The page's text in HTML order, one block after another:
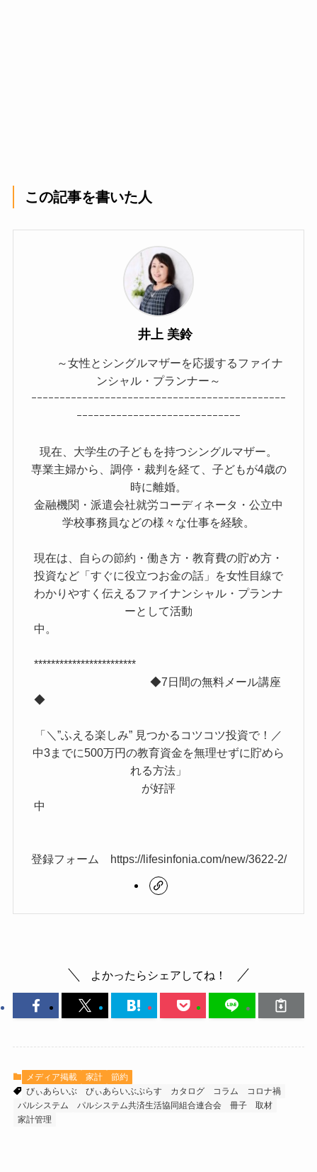
メディア掲載 家計
節約
びぃあらいぶ
びぃあらいぶぷらす カタログ コラム
コロナ禍
パルシステム
パルシステム共済生活協同組合連合会 冊子
取材
家計管理
よかったらシェアしてね！
この記事を書いた人
井上 美鈴
～女性とシングルマザーを応援するファイナ
ンシャル・プランナー～
ｰｰｰｰｰｰｰｰｰｰｰｰｰｰｰｰｰｰｰｰｰｰｰｰｰｰｰｰｰｰｰｰｰｰｰｰｰｰｰｰｰｰｰｰｰ
ｰｰｰｰｰｰｰｰｰｰｰｰｰｰｰｰｰｰｰｰｰｰｰｰｰｰｰｰｰ
現在、大学生の子どもを持つシングルマザー。
専業主婦から、調停・裁判を経て、子どもが4歳の
時に離婚。
金融機関・派遣会社就労コーディネータ・公立中
学校事務員などの様々な仕事を経験。
現在は、自らの節約・働き方・教育費の貯め方・
投資など「すぐに役立つお金の話」を女性目線で
わかりやすく伝えるファイナンシャル・プランナ
ーとして活動
中。
************************
◆7日間の無料メール講座
◆
「＼”ふえる楽しみ” 見つかるコツコツ投資で！／
中3までに500万円の教育資金を無理せずに貯めら
れる方法」
が好評
中
登録フォーム https://lifesinfonia.com/new/3622-2/